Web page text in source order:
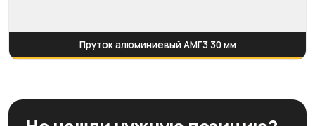
Пруток алюминиевый АМГ3 30 мм